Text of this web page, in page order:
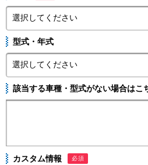
型式・年式
該当する車種・型式がない場合はこ
カスタム情報 必須